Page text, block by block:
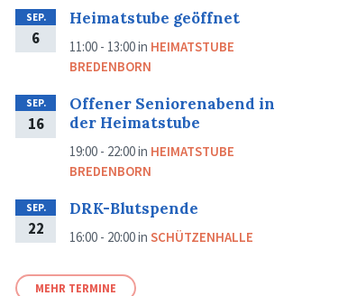
SEP.
6
Heimatstube geöffnet
11:00 - 13:00in HEIMATSTUBE
BREDENBORN
SEP.
16
Offener Seniorenabend in
der Heimatstube
19:00 - 22:00in HEIMATSTUBE
BREDENBORN
SEP.
22
DRK-Blutspende
16:00 - 20:00inSCHÜTZENHALLE
MEHR TERMINE